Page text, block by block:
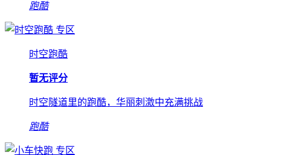
跑酷
专区
时空跑酷
暂无评分
时空隧道里的跑酷，华丽刺激中充满挑战
跑酷
专区